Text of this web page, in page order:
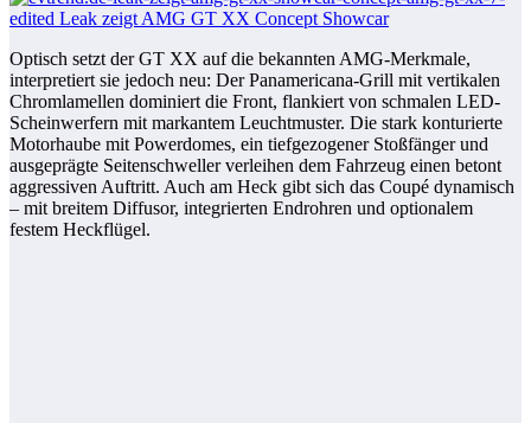
Optisch setzt der GT XX auf die bekannten AMG-Merkmale,
interpretiert sie jedoch neu: Der Panamericana-Grill mit vertikalen
Chromlamellen dominiert die Front, flankiert von schmalen LED-
Scheinwerfern mit markantem Leuchtmuster. Die stark konturierte
Motorhaube mit Powerdomes, ein tiefgezogener Stoßfänger und
ausgeprägte Seitenschweller verleihen dem Fahrzeug einen betont
aggressiven Auftritt. Auch am Heck gibt sich das Coupé dynamisch
– mit breitem Diffusor, integrierten Endrohren und optionalem
festem Heckflügel.